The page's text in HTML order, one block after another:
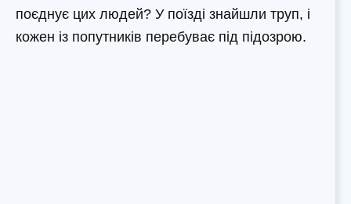
поєднує цих людей? У поїзді знайшли труп, і
кожен із попутників перебуває під підозрою.